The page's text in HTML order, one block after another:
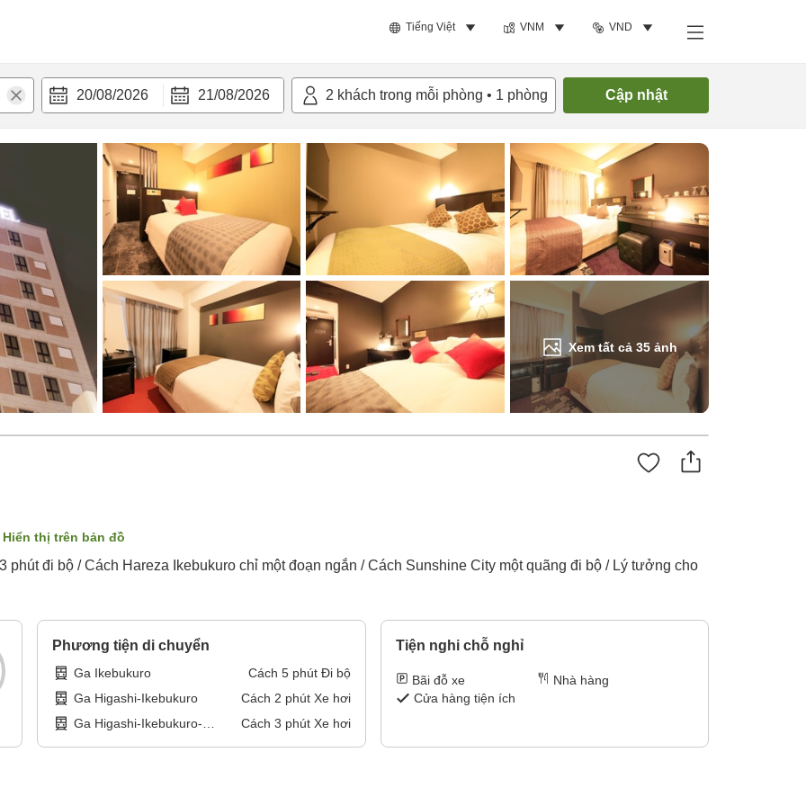
Tiếng Việt VNM VND
20/08/2026 21/08/2026 2 khách trong mỗi phòng • 1 phòng Cập nhật
Xem tất cả35 ảnh
nghi Tìm phòng trống
Hiển thị trên bản đồ
phút đi bộ / Cách Hareza Ikebukuro chỉ một đoạn ngắn / Cách Sunshine City một quãng đi bộ / Lý tưởng cho
Phương tiện di chuyển
Ga Ikebukuro Cách 5phút Đi bộ
Ga Higashi-Ikebukuro
Cách 2 phút Xe hơi
Ga Higashi-Ikebukuro-
Cách 3 phút Xe hơi
Tiện nghi chỗ nghỉ
Bãi đỗ xe
Nhà hàng
Cửa hàng tiện ích